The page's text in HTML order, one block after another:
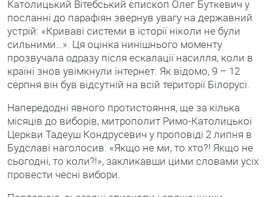
Католицький Вітебський єпископ Олег Буткевич у
посланні до парафіян звернув увагу на державний
устрій: «Криваві системи в історії ніколи не були
сильними…». Ця оцінка нинішнього моменту
прозвучала одразу після ескалації насилля, коли в
країні знов увімкнули інтернет. Як відомо, 9 – 12
серпня він був відсутній на всій території Білорусі.
Напередодні явного протистояння, ще за кілька
місяців до виборів, митрополит Римо-Католицької
Церкви Тадеуш Кондрусевич у проповіді 2 липня в
Будславі наголосив: «Якщо не ми, то хто?! Якщо не
сьогодні, то коли?!», закликавши цими словами усіх
провести чесні вибори.